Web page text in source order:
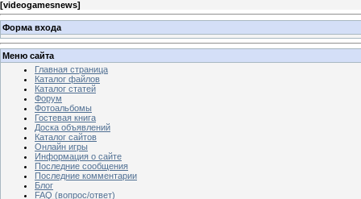
[videogamesnews]
Форма входа
Меню сайта
Главная страница
Каталог файлов
Каталог статей
Форум
Фотоальбомы
Гостевая книга
Доска объявлений
Каталог сайтов
Онлайн игры
Информация о сайте
Последние сообщения
Последние комментарии
Блог
FAQ (вопрос/ответ)